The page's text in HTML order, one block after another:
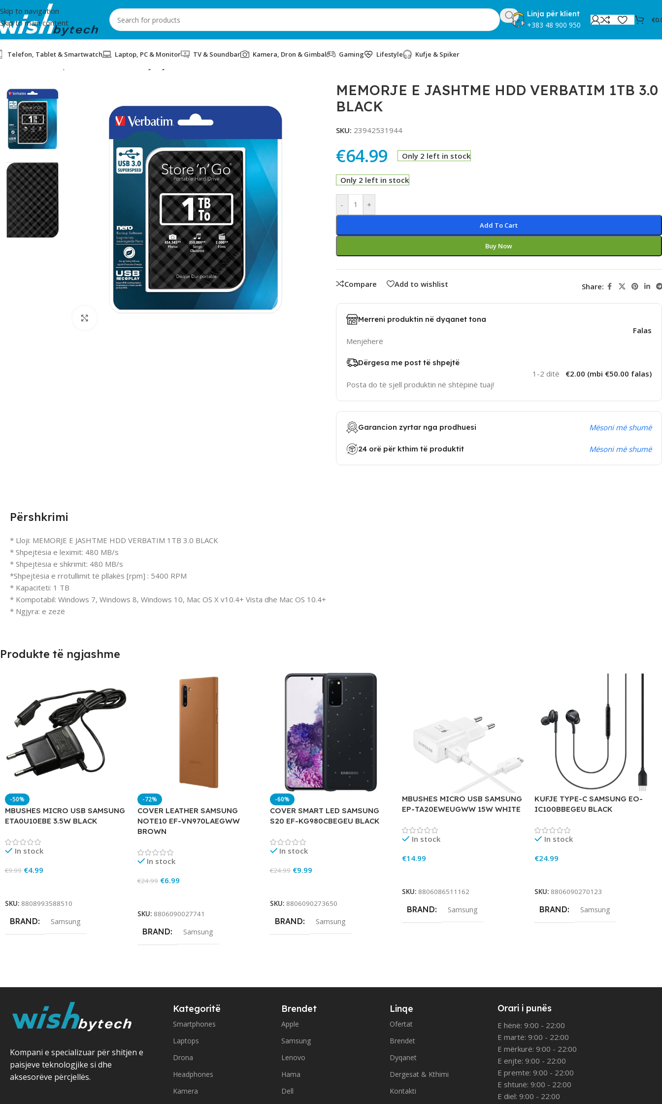
Skip to navigation
Skip to main content
Linja për klient
+383 48 900 950
€
Telefon, Tablet & Smartwatch Laptop, PC & Monitor TV & Soundbar Kamera, Dron & Gimbal Gaming Lifestyle Kufje & Spiker
MEMORJE E JASHTME HDD VERBATIM 1TB 3.0
BLACK
SKU: 23942531944
€64.99 Only 2 left in stock
Only 2 left in stock
- +
Add To Cart
Buy Now
Alternative:
Compare Add to wishlist Share:
Merreni produktin në dyqanet tona
Menjëherë
Falas
Dërgesa me post të shpejtë
Posta do të sjell produktin në shtëpinë tuaj!
1-2 ditë €2.00 (mbi €50.00 falas)
Garancion zyrtar nga prodhuesi Mësoni më shumë
24 orë për kthim të produktit Mësoni më shumë
Përshkrimi
* Lloji: MEMORJE E JASHTME HDD VERBATIM 1TB 3.0 BLACK
* Shpejtësia e leximit: 480 MB/s
* Shpejtësia e shkrimit: 480 MB/s
*Shpejtësia e rrotullimit të pllakës [rpm] : 5400 RPM
* Kapaciteti: 1 TB
* Kompotabil: Windows 7, Windows 8, Windows 10, Mac OS X v10.4+ Vista dhe Mac OS 10.4+
* Ngjyra: e zezë
Produkte të ngjashme
-50%
MBUSHES MICRO USB SAMSUNG
ETA0U10EBE 3.5W BLACK
In stock
€9.99 €4.99
SKU: 8808993588510
BRAND Samsung
-72%
COVER LEATHER SAMSUNG
NOTE10 EF-VN970LAEGWW
BROWN
In stock
€24.99 €6.99
SKU: 8806090027741
BRAND Samsung
-60%
COVER SMART LED SAMSUNG
S20 EF-KG980CBEGEU BLACK
In stock
€24.99 €9.99
SKU: 8806090273650
BRAND Samsung
MBUSHES MICRO USB SAMSUNG
EP-TA20EWEUGWW 15W WHITE
In stock
€14.99
SKU: 8806086511162
BRAND Samsung
KUFJE TYPE-C SAMSUNG EO-
IC100BBEGEU BLACK
In stock
€24.99
SKU: 8806090270123
BRAND Samsung
Kompani e specializuar për shitjen e
paisjeve teknologjike si dhe
aksesorëve përcjellës.
Kategoritë
Smartphones
Laptops
Drona
Headphones
Kamera
Brendet
Apple
Samsung
Lenovo
Hama
Dell
Linqe
Ofertat
Brendet
Dyqanet
Dergesat & Kthimi
Kontakti
Orari i punës
E hënë: 9:00 - 22:00
E martë: 9:00 - 22:00
E mërkurë: 9:00 - 22:00
E enjte: 9:00 - 22:00
E premte: 9:00 - 22:00
E shtunë: 9:00 - 22:00
E diel: 9:00 - 22:00